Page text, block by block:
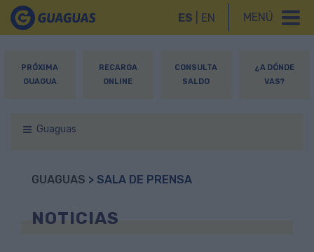
MENÚ
ES EN
PRÓXIMA
GUAGUA
RECARGA
ONLINE
CONSULTA
SALDO
¿A DÓNDE
VAS?
Guaguas
GUAGUAS > SALA DE PRENSA
NOTICIAS